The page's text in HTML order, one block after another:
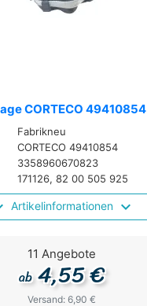
CORTECO 49410854
Fabrikneu
CORTECO 49410854
3358960670823
171126, 82 00 505 925
Artikelinformationen
11 Angebote
ab4,55 €
Versand: 6,90 €